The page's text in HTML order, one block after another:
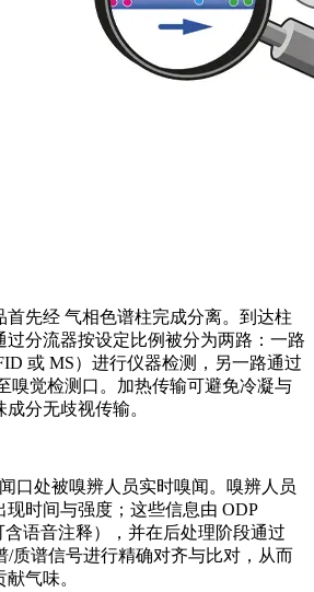
首先经 气相色谱柱完成分离。到达柱
过分流器按设定比例被分为两路：一路
或 MS）进行仪器检测，另一路通过
嗅觉检测口。加热传输可避免冷凝与
分无歧视传输。
口处被嗅辨人员实时嗅闻。嗅辨人员
现时间与强度；这些信息由 ODP
含语音注释），并在后处理阶段通过
/质谱信号进行精确对齐与比对，从而
气味。